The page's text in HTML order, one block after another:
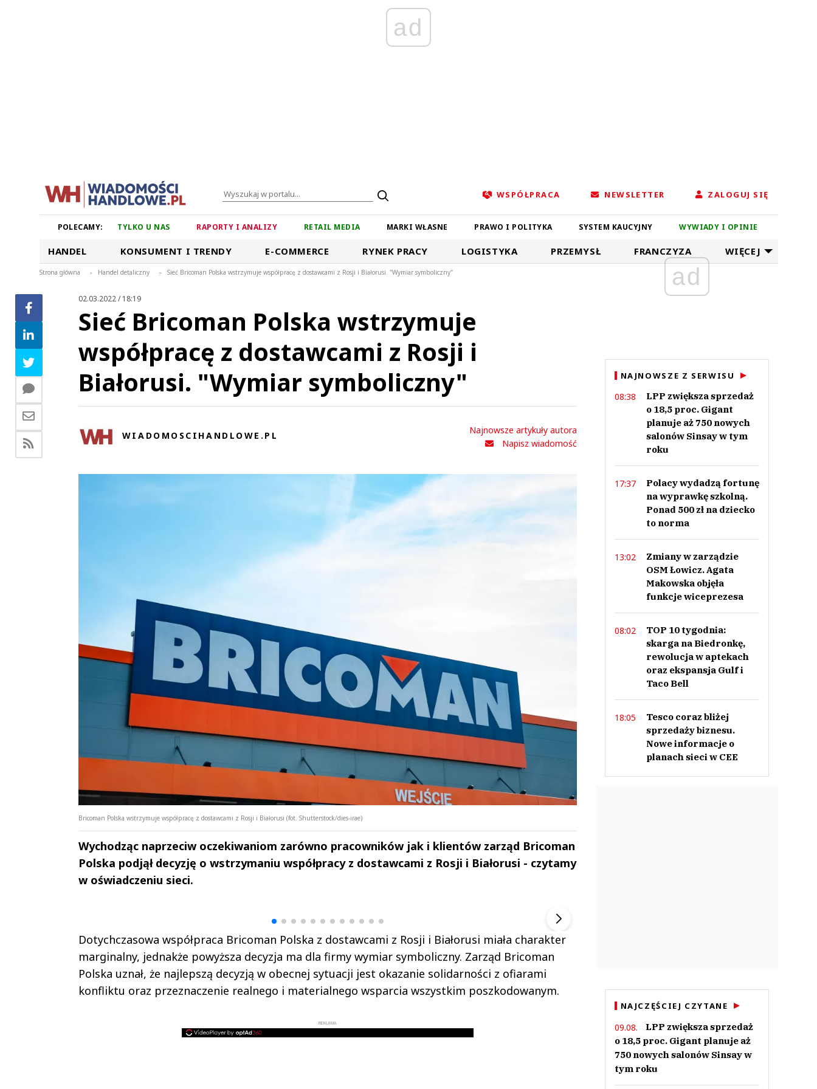
ad
WSPÓŁPRACA NEWSLETTER ZALOGUJ SIĘ
POLECAMY: TYLKO U NAS RAPORTY I ANALIZY RETAIL MEDIA MARKI WŁASNE PRAWO I POLITYKA SYSTEM KAUCYJNY WYWIADY I OPINIE
HANDEL KONSUMENT I TRENDY E-COMMERCE RYNEK PRACY LOGISTYKA PRZEMYSŁ FRANCZYZA WIĘCEJ
Strona główna > Handel detaliczny > Sieć Bricoman Polska wstrzymuje współpracę z dostawcami z Rosji i Białorusi. "Wymiar symboliczny"
02.03.2022 / 18:19
Sieć Bricoman Polska wstrzymuje
współpracę z dostawcami z Rosji i
Białorusi. "Wymiar symboliczny"
WIADOMOSCIHANDLOWE.PL
Najnowsze artykuły autora
Napisz wiadomość
Bricoman Polska wstrzymuje współpracę z dostawcami z Rosji i Białorusi (fot. Shutterstock/dies-irae)
Wychodząc naprzeciw oczekiwaniom zarówno pracowników jak i klientów zarząd Bricoman
Polska podjął decyzję o wstrzymaniu współpracy z dostawcami z Rosji i Białorusi - czytamy
w oświadczeniu sieci.
Dotychczasowa współpraca Bricoman Polska z dostawcami z Rosji i Białorusi miała charakter
marginalny, jednakże powyższa decyzja ma dla firmy wymiar symboliczny. Zarząd Bricoman
Polska uznał, że najlepszą decyzją w obecnej sytuacji jest okazanie solidarności z ofiarami
konfliktu oraz przeznaczenie realnego i materialnego wsparcia wszystkim poszkodowanym.
REKLAMA
Andrzej i Marta
ad
NAJNOWSZE Z SERWISU
08:38
LPP zwiększa sprzedaż
o 18,5 proc. Gigant
planuje aż 750 nowych
salonów Sinsay w tym
roku
17:37
Polacy wydadzą fortunę
na wyprawkę szkolną.
Ponad 500 zł na dziecko
to norma
13:02
Zmiany w zarządzie
OSM Łowicz. Agata
Makowska objęła
funkcje wiceprezesa
08:02
TOP 10 tygodnia:
skarga na Biedronkę,
rewolucja w aptekach
oraz ekspansja Gulf i
Taco Bell
18:05
Tesco coraz bliżej
sprzedaży biznesu.
Nowe informacje o
planach sieci w CEE
NAJCZĘŚCIEJ CZYTANE
09.08.
LPP zwiększa sprzedaż
o 18,5 proc. Gigant planuje aż
750 nowych salonów Sinsay w
tym roku